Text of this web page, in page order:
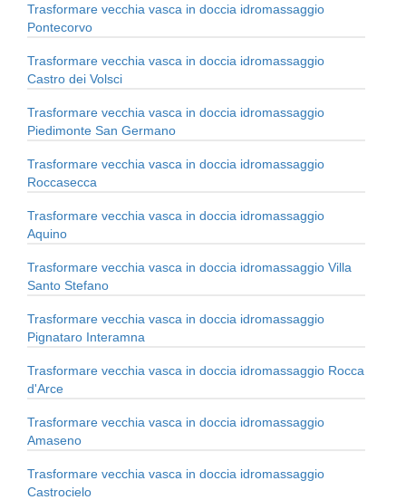
Trasformare vecchia vasca in doccia idromassaggio
Pontecorvo
Trasformare vecchia vasca in doccia idromassaggio
Castro dei Volsci
Trasformare vecchia vasca in doccia idromassaggio
Piedimonte San Germano
Trasformare vecchia vasca in doccia idromassaggio
Roccasecca
Trasformare vecchia vasca in doccia idromassaggio
Aquino
Trasformare vecchia vasca in doccia idromassaggio Villa
Santo Stefano
Trasformare vecchia vasca in doccia idromassaggio
Pignataro Interamna
Trasformare vecchia vasca in doccia idromassaggio Rocca
d'Arce
Trasformare vecchia vasca in doccia idromassaggio
Amaseno
Trasformare vecchia vasca in doccia idromassaggio
Castrocielo